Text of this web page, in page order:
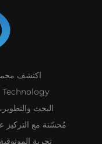
اكتشف
البحث
مُحسّنة مع التركيز
تجربة